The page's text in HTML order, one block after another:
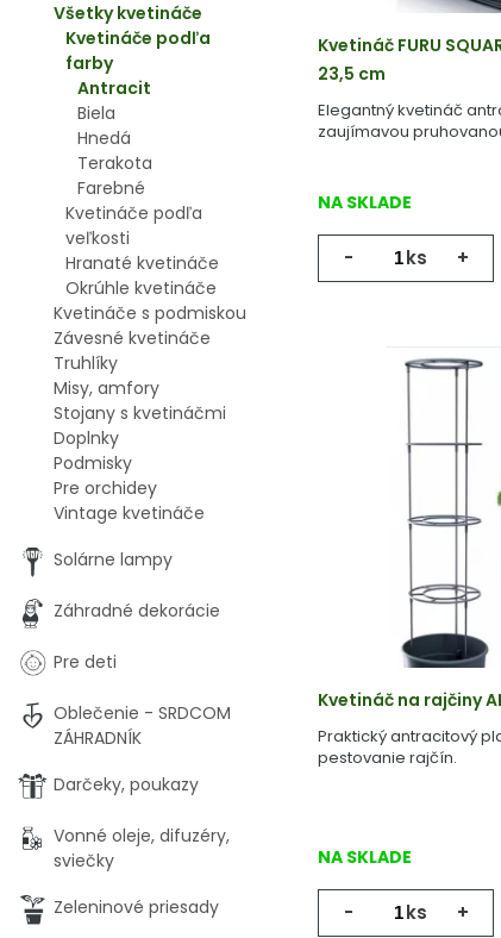
Kvetináč FURU
23,5 cm
Elegantný kvetináč
zaujímavou
NA SKLADE
- ks +
Kvetináč na rajčiny
Praktický antracitový
pestovanie rajčín.
NA SKLADE
- ks +
Všetky kvetináče
Kvetináče podľa
farby
Antracit
Biela
Hnedá
Terakota
Farebné
Kvetináče podľa
veľkosti
Hranaté kvetináče
Okrúhle kvetináče
Kvetináče s podmiskou
Závesné kvetináče
Truhlíky
Misy, amfory
Stojany s kvetináčmi
Doplnky
Podmisky
Pre orchidey
Vintage kvetináče
Solárne lampy
Záhradné dekorácie
Pre deti
Oblečenie - SRDCOM
ZÁHRADNÍK
Darčeky, poukazy
Vonné oleje, difuzéry,
sviečky
Zeleninové priesady